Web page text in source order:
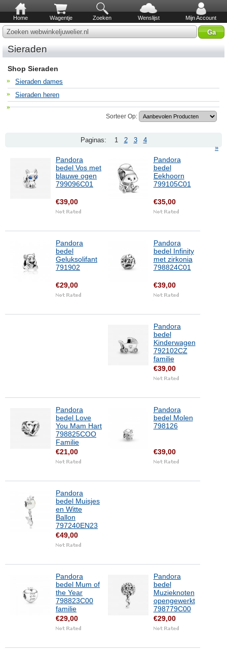
Home Wagentje Zoeken Wenslijst Mijn Account
Zoeken webwinkeljuwelier.nl
Sieraden
Shop Sieraden
Sieraden dames
Sieraden heren
Sorteer Op:
Paginas: 1 2 3
4
»
Pandora
bedel Vos met
blauwe ogen
799096C01
€39,00
Pandora
bedel
Eekhoorn
799105C01
€35,00
Pandora
bedel
Geluksolifant
791902
€29,00
Pandora
bedel Infinity
met zirkonia
798824C01
€39,00
Pandora
bedel
Kinderwagen
792102CZ
familie
€39,00
Pandora
bedel Love
You Mam Hart
798825COO
Familie
€21,00
Pandora
bedel Molen
798126
€39,00
Pandora
bedel Muisjes
en Witte
Ballon
797240EN23
€49,00
Pandora
bedel Mum of
the Year
798823C00
familie
€29,00
Pandora
bedel
Muzieknoten
opengewerkt
798779C00
€29,00